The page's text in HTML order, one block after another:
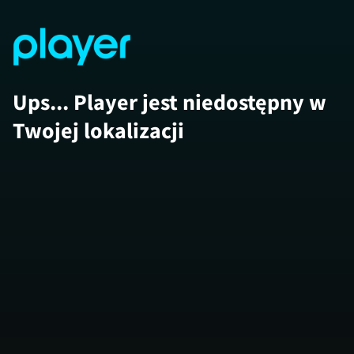
Ups... Player jest niedostępny w
Twojej lokalizacji